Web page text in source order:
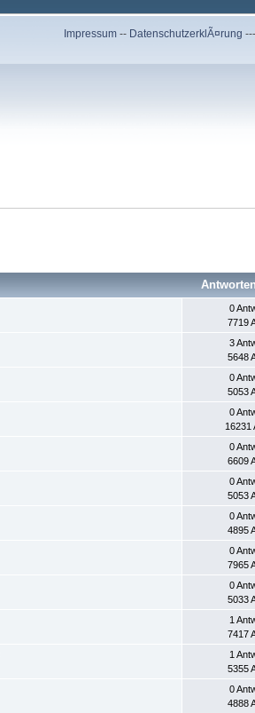
Impressum -- DatenschutzerklÃ¤rung
0
7719
3
5648
0
5053
0
16231
0
6609
0
5053
0
4895
0
7965
0
5033
1
7417
1
5355
0
4888